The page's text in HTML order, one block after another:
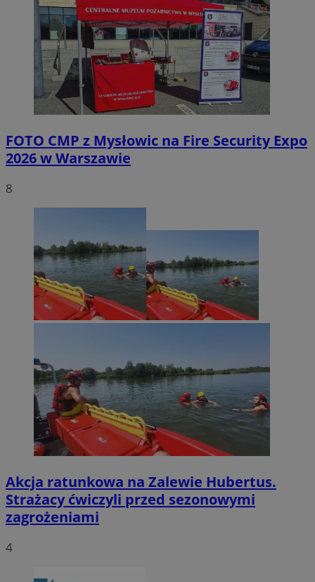
FOTO CMP z Mysłowic na Fire Security Expo
2026 w Warszawie
8
Akcja ratunkowa na Zalewie Hubertus.
Strażacy ćwiczyli przed sezonowymi
zagrożeniami
4